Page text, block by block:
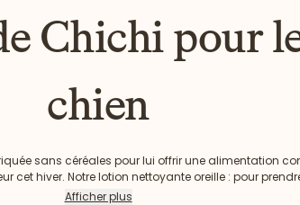
Chichi pour
chien
sans céréales pour lui offrir une alimentation
hiver. Notre lotion nettoyante oreille : pour
friandises éducation : des récompenses
Afficher plus